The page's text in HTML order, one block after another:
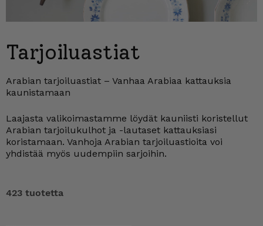
Tarjoiluastiat
Arabian tarjoiluastiat – Vanhaa Arabiaa kattauksia
kaunistamaan
Laajasta valikoimastamme löydät kauniisti koristellut
Arabian tarjoilukulhot ja -lautaset kattauksiasi
koristamaan. Vanhoja Arabian tarjoiluastioita voi
yhdistää myös uudempiin sarjoihin.
423 tuotetta